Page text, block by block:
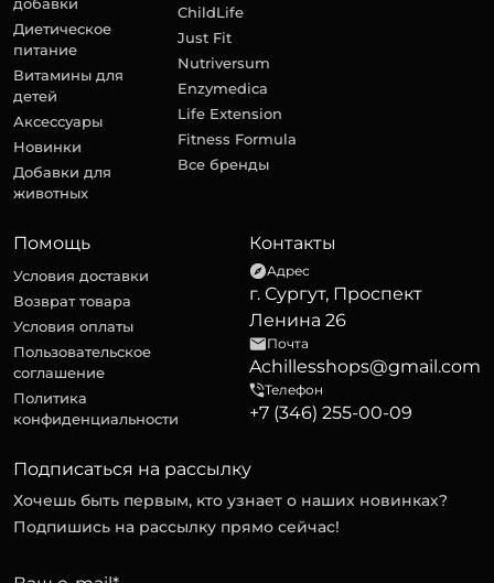
добавки
Диетическое
питание
Витамины для
детей
Аксессуары
Новинки
Добавки для
животных
ChildLife
Just Fit
Nutriversum
Enzymedica
Life Extension
Fitness Formula
Все бренды
Помощь
Условия доставки
Возврат товара
Условия оплаты
Пользовательское
соглашение
Политика
конфиденциальности
Контакты
Адрес
г. Сургут, Проспект
Ленина 26
Почта
Achillesshops@gmail.com
Телефон
+7 (346) 255-00-09
Подписаться на рассылку
Хочешь быть первым, кто узнает о наших новинках?
Подпишись на рассылку прямо сейчас!